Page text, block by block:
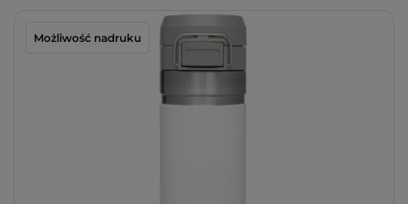
Możliwość nadruku